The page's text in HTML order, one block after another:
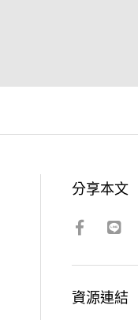
分享本文
資源連結